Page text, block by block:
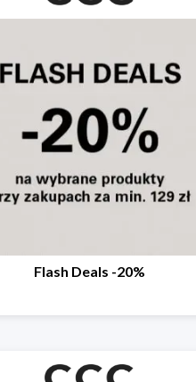
Flash Deals -20%